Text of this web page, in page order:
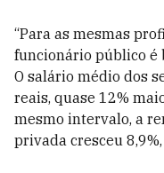
“Para as mesmas
funcionário público é
O salário médio dos
reais, quase 12%
mesmo intervalo, a
privada cresceu